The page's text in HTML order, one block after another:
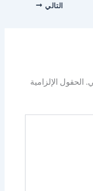
التالي
الحقول الإلزامية